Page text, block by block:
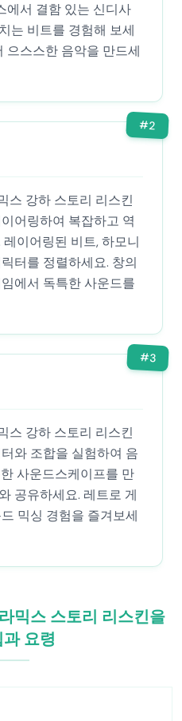
에서 결함 있는 신디사
는 비트를 경험해 보세
으스스한 음악을 만드세
#2
스 강하 스토리 리스킨
어링하여 복잡하고 역
이어링된 비트, 하모니
터를 정렬하세요. 창의
에서 독특한 사운드를
#3
스 강하 스토리 리스킨
와 조합을 실험하여 음
사운드스케이프를 만
공유하세요. 레트로 게
믹싱 경험을 즐겨보세
믹스 스토리 리스킨을
요령